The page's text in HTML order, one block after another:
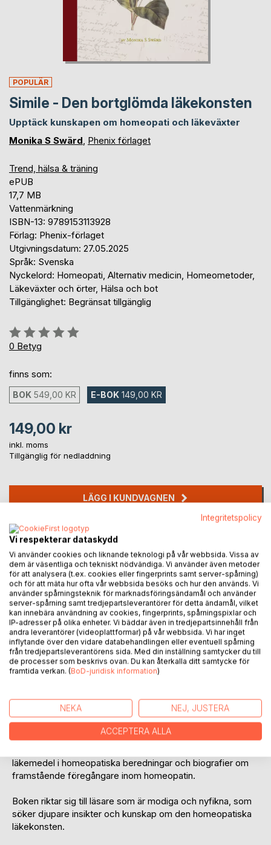
POPULÄR
Simile - Den bortglömda läkekonsten
Upptäck kunskapen om homeopati och läkeväxter
Monika S Swärd Phenix förlaget
Trend, hälsa & träning
ePUB
17,7 MB
Vattenmärkning
ISBN-13: 9789153113928
Förlag: Phenix-förlaget
Utgivningsdatum: 27.05.2025
Språk: Svenska
Nyckelord: Homeopati, Alternativ medicin, Homeometoder,
Läkeväxter och örter, Hälsa och bot
Tillgänglighet: Begränsat tillgänglig
Betyg::
0%
0 Betyg
finns som:
BOK 549,00 KR E-BOK 149,00 KR
149,00 kr
inkl. moms
Tillgänglig för nedladdning
LÄGG I KUNDVAGNEN
Lägg till i kom-ihåglista
Recensera titel
BESKRIVNING
Välkommen till homeopatins läkekonst
I den här boken får du lära dig hur du själv kan behandla
olika åkommor och besvär med hjälp av homeopatiska och
växtbaserade läkemedel i din vardag. Innehållet i boken
läkemedel i homeopatiska beredningar och biografier om
framstående föregångare inom homeopatin.
Boken riktar sig till läsare som är modiga och nyfikna, som
söker djupare insikter och kunskap om den homeopatiska
läkekonsten.
Integritetspolicy
Vi respekterar dataskydd
Vi använder cookies och liknande teknologi på vår webbsida. Vissa av
dem är väsentliga och tekniskt nödvändiga. Vi använder även metoder
för att analysera (t.ex. cookies eller fingerprints samt server-spårning)
och för att mäta hur ofta vår webbsida besöks och hur den används. Vi
använder spårningsteknik för marknadsföringsändamål och använder
server-spårning samt tredjepartsleverantörer för detta ändamål, vilket
kan innebära användning av cookies, fingerprints, spårningspixlar och
IP-adresser på olika enheter. Vi bäddar även in tredjepartsinnehåll från
andra leverantörer (videoplattformar) på vår webbsida. Vi har inget
inflytande över den vidare databehandlingen eller eventuell spårning
från tredjepartsleverantörens sida. Med din inställning samtycker du till
de processer som beskrivs ovan. Du kan återkalla ditt samtycke för
framtida verkan. (BoD-juridisk information)
NEKA NEJ, JUSTERA
ACCEPTERA ALLA